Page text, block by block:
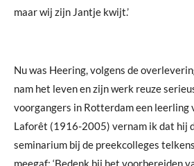
maar wij zijn Jantje kwijt.’
Nu was Heering, volgens de
nam het leven en zijn werk reuze
voorgangers in Rotterdam een leerling
Laforêt (1916-2005) vernam ik dat hij
seminarium bij de preekcolleges
meegaf: ‘Bedenk bij het voorbereiden